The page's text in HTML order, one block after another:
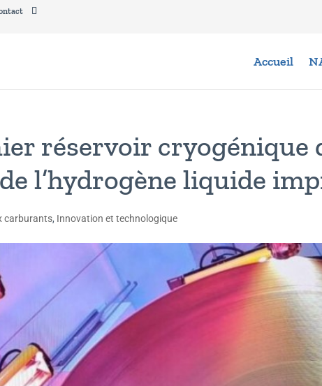
Accueil
réservoir cryogénique
l’hydrogène liquide
carburants, Innovation et technologique